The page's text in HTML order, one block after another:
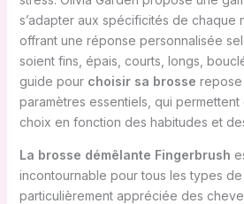
s’adapter aux spécificités de chaque
offrant une réponse personnalisée
soient fins, épais, courts, longs,
guide pour choisir sa brosse repose
paramètres essentiels, qui
choix en fonction des habitudes et
La brosse démêlante Fingerbrush
incontournable pour tous les types de
particulièrement appréciée des